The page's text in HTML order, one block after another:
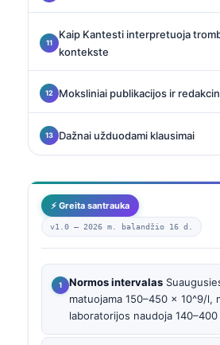
Kaip Kantesti interpretuoja
kontekste
Moksliniai publikacijos ir
Dažnai užduodami klausimai
⚡ Greita santrauka
v1.0 — 2026 m. balandžio 16 d.
Normos intervalas
matuojama 150–450 × 10^9/l,
laboratorijos naudoja